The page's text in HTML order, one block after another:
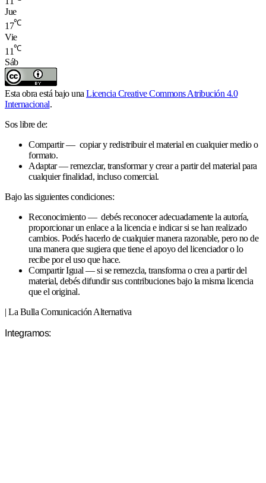
Jue
17℃
Vie
11℃
Sáb
Esta obra está bajo una Licencia Creative Commons Atribución 4.0
Internacional.
Sos libre de:
Compartir — copiar y redistribuir el material en cualquier medio o
formato.
Adaptar — remezclar, transformar y crear a partir del material para
cualquier finalidad, incluso comercial.
Bajo las siguientes condiciones:
Reconocimiento — debés reconocer adecuadamente la autoría,
proporcionar un enlace a la licencia e indicar si se han realizado
cambios. Podés hacerlo de cualquier manera razonable, pero no de
una manera que sugiera que tiene el apoyo del licenciador o lo
recibe por el uso que hace.
Compartir Igual — si se remezcla, transforma o crea a partir del
material, debés difundir sus contribuciones bajo la misma licencia
que el original.
| La Bulla Comunicación Alternativa
Integramos: